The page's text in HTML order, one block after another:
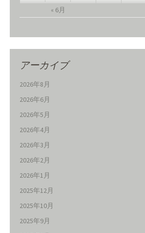
« 6月
アーカイブ
2026年8月
2026年6月
2026年5月
2026年4月
2026年3月
2026年2月
2026年1月
2025年12月
2025年10月
2025年9月